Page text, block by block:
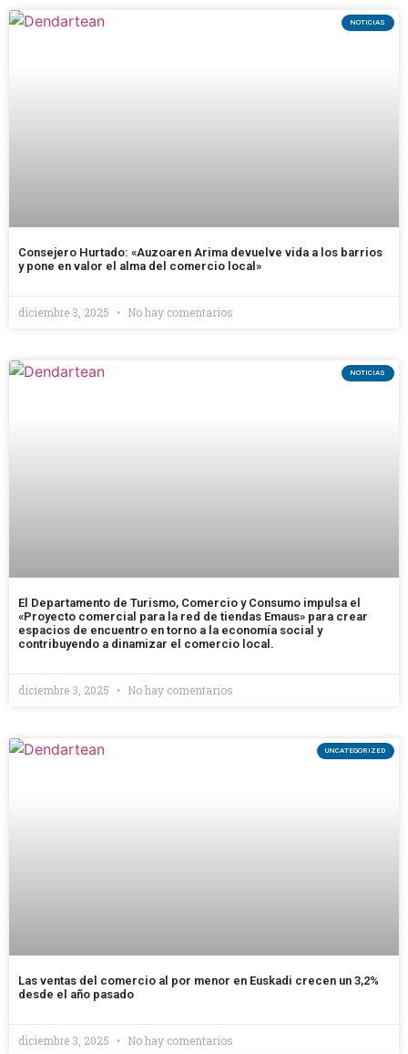
NOTICIAS
Consejero Hurtado: «Auzoaren Arima devuelve vida a los barrios
y pone en valor el alma del comercio local»
diciembre 3, 2025 No hay comentarios
NOTICIAS
El Departamento de Turismo, Comercio y Consumo impulsa el
«Proyecto comercial para la red de tiendas Emaus» para crear
espacios de encuentro en torno a la economía social y
contribuyendo a dinamizar el comercio local.
diciembre 3, 2025 No hay comentarios
UNCATEGORIZED
Las ventas del comercio al por menor en Euskadi crecen un 3,2%
desde el año pasado
diciembre 3, 2025 No hay comentarios